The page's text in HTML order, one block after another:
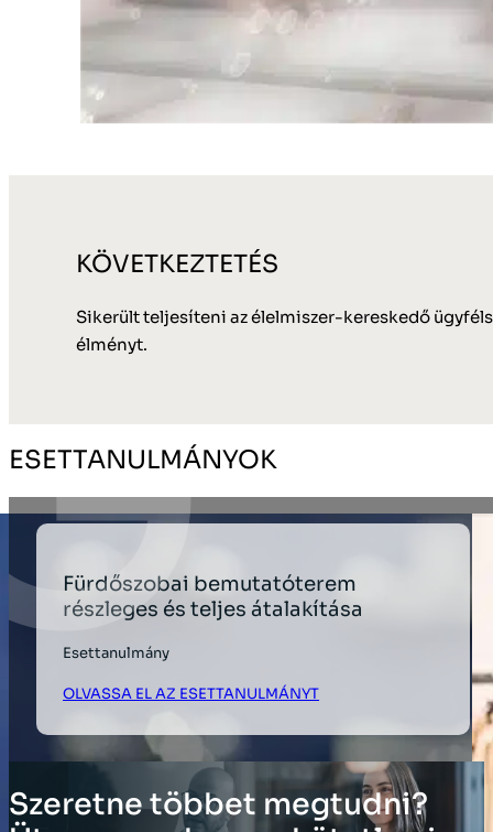
KÖVETKEZTETÉS
Sikerült teljesíteni az élelmiszer-kereskedő
élményt.
ESETTANULMÁNYOK
Fürdőszobai bemutatóterem
részleges és teljes átalakítása
Esettanulmány
OLVASSA EL AZ ESETTANULMÁNYT
Szeretne többet megtudni?